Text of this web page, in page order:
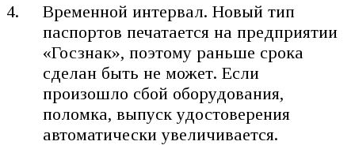
Временной интервал. Новый тип
паспортов печатается на предприятии
«Госзнак», поэтому раньше срока
сделан быть не может. Если
произошло сбой оборудования,
поломка, выпуск удостоверения
автоматически увеличивается.